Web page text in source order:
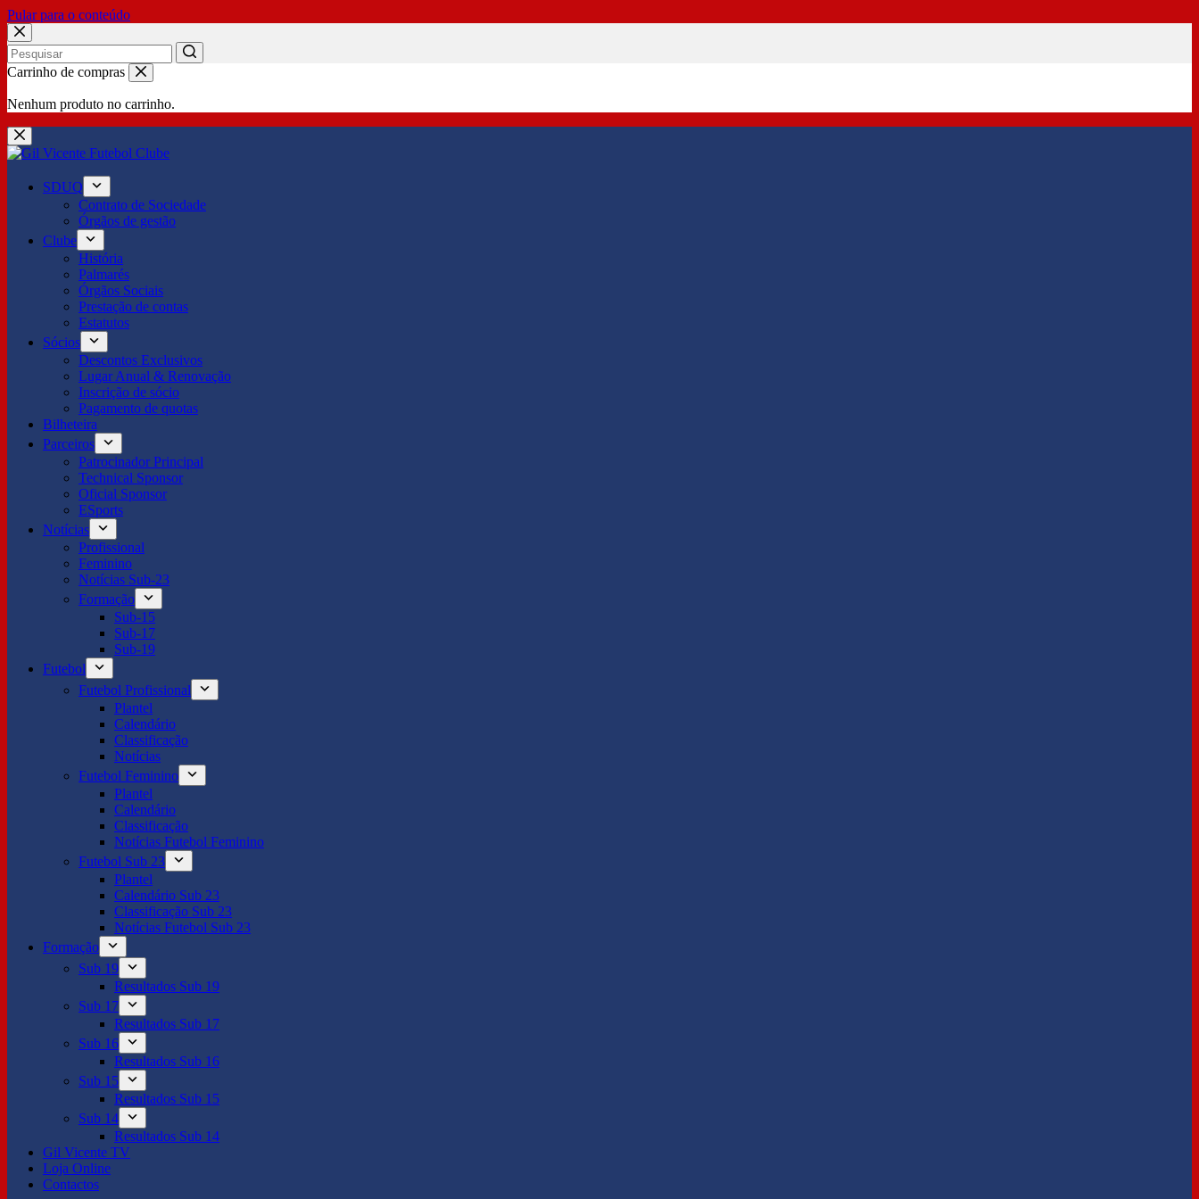
Pular para o conteúdo
No
Carrinho de compras
Nenhum produto no carrinho.
SDUQ
Contrato de Sociedade
Órgãos de gestão
Clube
História
Palmarés
Órgãos Sociais
Prestação de contas
Estatutos
Sócios
Descontos Exclusivos
Lugar Anual & Renovação
Inscrição de sócio
Pagamento de quotas
Bilheteira
Parceiros
Patrocinador Principal
Technical Sponsor
Oficial Sponsor
ESports
Notícias
Profissional
Feminino
Notícias Sub-23
Formação
Sub-15
Sub-17
Sub-19
Futebol
Futebol Profissional
Plantel
Calendário
Classificação
Notícias
Futebol Feminino
Plantel
Calendário
Classificação
Notícias Futebol Feminino
Futebol Sub 23
Plantel
Calendário Sub 23
Classificação Sub 23
Notícias Futebol Sub 23
Formação
Sub 19
Resultados Sub 19
Sub 17
Resultados Sub 17
Sub 16
Resultados Sub 16
Sub 15
Resultados Sub 15
Sub 14
Resultados Sub 14
Gil Vicente TV
Loja Online
Contactos